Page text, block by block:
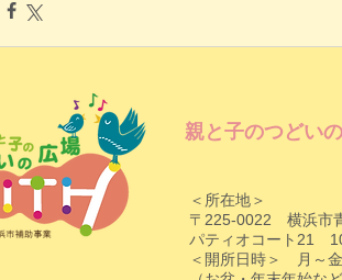
親と子のつどい
＜所在地＞
〒225-0022 横浜市
パティオコート21
＜開所日時＞ 月～